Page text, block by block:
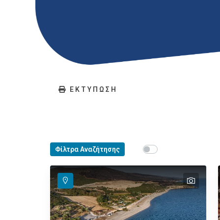
ΕΚΤΥΠΩΣΗ
Φίλτρα Αναζήτησης Show map on mouse
text